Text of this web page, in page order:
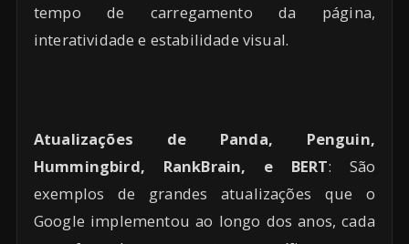
tempo de carregamento da página,
interatividade e estabilidade visual.
Atualizações de Panda, Penguin,
Hummingbird, RankBrain, e BERT: São
exemplos de grandes atualizações que o
Google implementou ao longo dos anos, cada